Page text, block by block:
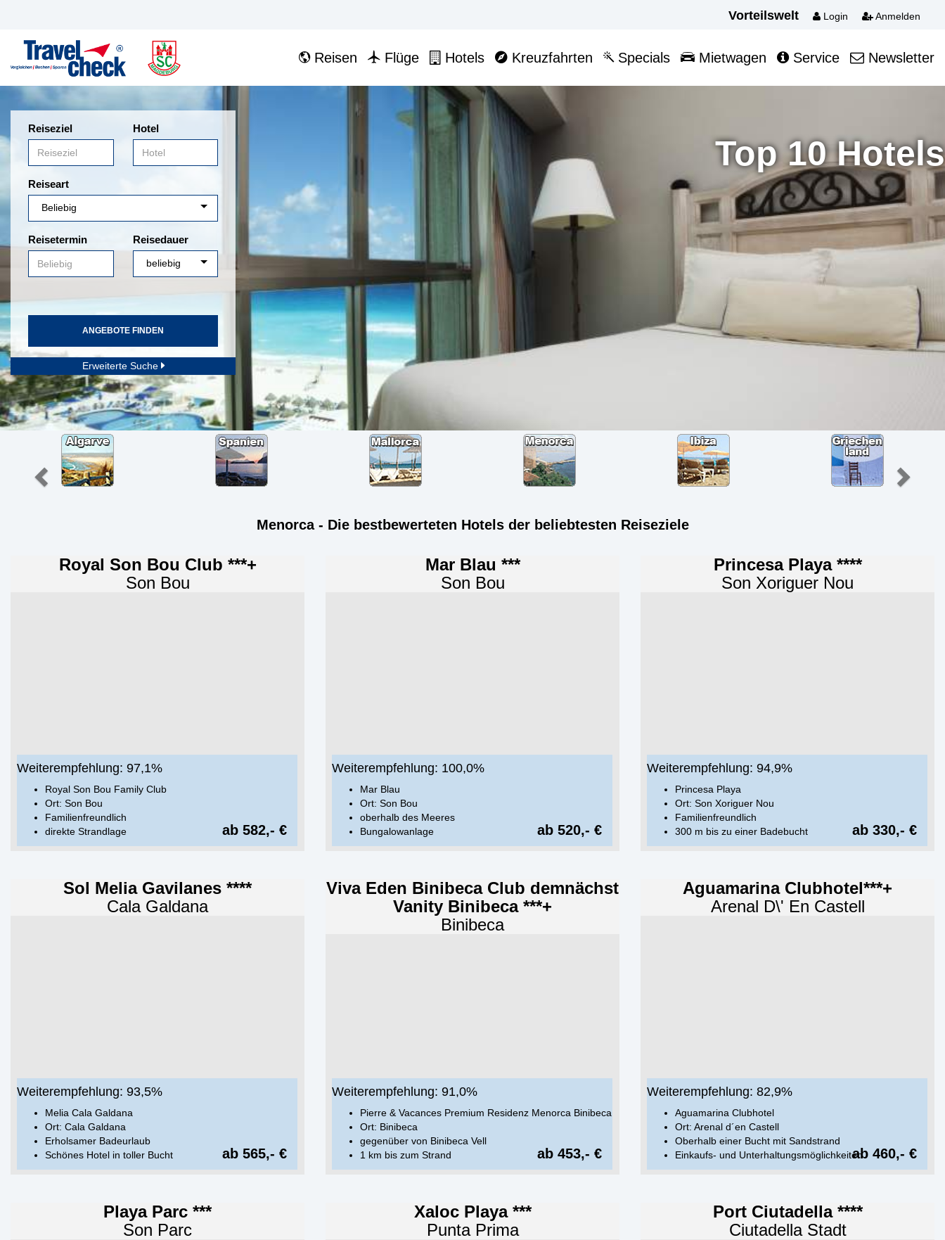
Vorteilswelt Login Anmelden
Reisen Flüge Hotels Kreuzfahrten Specials Mietwagen Service Newsletter
Reiseziel Hotel
Reiseart
Reisetermin Reisedauer
ANGEBOTE FINDEN
Erweiterte Suche
Top 10 Hotels
Menorca - Die bestbewerteten Hotels der beliebtesten Reiseziele
Royal Son Bou Club ***+
Son Bou
Weiterempfehlung: 97,1%
Royal Son Bou Family Club
Ort: Son Bou
Familienfreundlich
direkte Strandlage
ab 582,- €
Mar Blau ***
Son Bou
Weiterempfehlung: 100,0%
Mar Blau
Ort: Son Bou
oberhalb des Meeres
Bungalowanlage
ab 520,- €
Princesa Playa ****
Son Xoriguer Nou
Weiterempfehlung: 94,9%
Princesa Playa
Ort: Son Xoriguer Nou
Familienfreundlich
300 m bis zu einer Badebucht
ab 330,- €
Sol Melia Gavilanes ****
Cala Galdana
Weiterempfehlung: 93,5%
Melia Cala Galdana
Ort: Cala Galdana
Erholsamer Badeurlaub
Schönes Hotel in toller Bucht
ab 565,- €
Viva Eden Binibeca Club demnächst
Vanity Binibeca ***+
Binibeca
Weiterempfehlung: 91,0%
Pierre & Vacances Premium Residenz Menorca Binibeca
Ort: Binibeca
gegenüber von Binibeca Vell
1 km bis zum Strand
ab 453,- €
Aguamarina Clubhotel***+
Arenal D\' En Castell
Weiterempfehlung: 82,9%
Aguamarina Clubhotel
Ort: Arenal d´en Castell
Oberhalb einer Bucht mit Sandstrand
Einkaufs- und Unterhaltungsmöglichkeitenab 460,- €
Playa Parc ***
Son Parc
Xaloc Playa ***
Punta Prima
Port Ciutadella ****
Ciutadella Stadt